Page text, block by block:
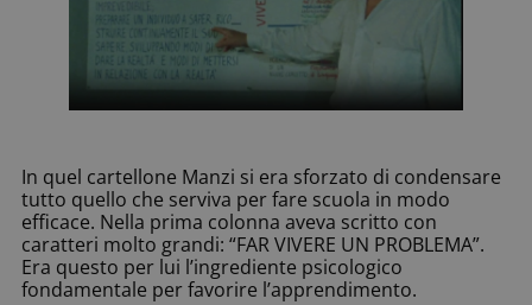
In quel cartellone Manzi si era sforzato di condensare
tutto quello che serviva per fare scuola in modo
efficace. Nella prima colonna aveva scritto con
caratteri molto grandi: “FAR VIVERE UN PROBLEMA”.
Era questo per lui l’ingrediente psicologico
fondamentale per favorire l’apprendimento.